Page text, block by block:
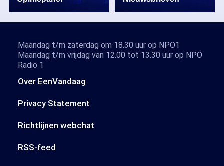
Over EenVandaag
Privacy Statement
Richtlijnen webchat
RSS-feed
Maandag t/m zaterdag om 18.30 uur op NPO1
Maandag t/m vrijdag van 12.00 tot 13.30 uur op NPO
Radio 1